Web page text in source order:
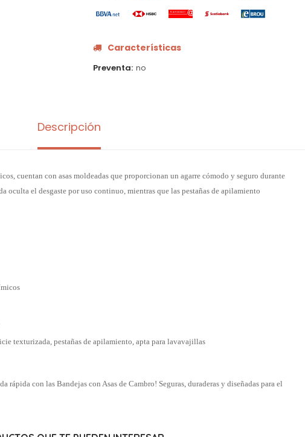
Características
Preventa no
Descripción
cuentan con asas moldeadas que proporcionan un agarre cómodo y seguro durante
oculta el desgaste por uso continuo, mientras que las pestañas de apilamiento
texturizada, pestañas de apilamiento, apta para lavavajillas
rápida con las Bandejas con Asas de Cambro! Seguras, duraderas y diseñadas para el